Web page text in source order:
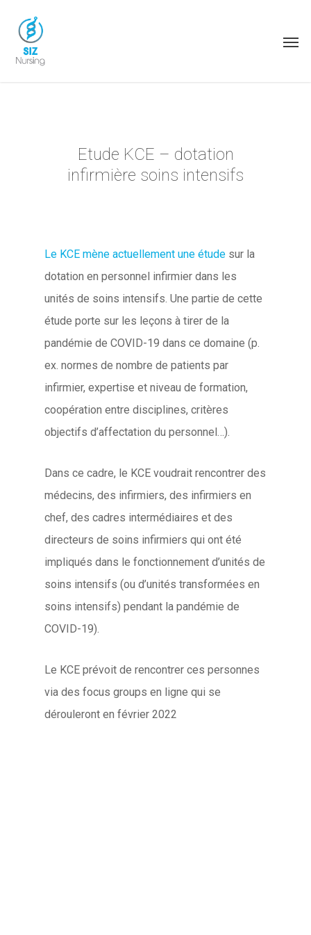
Etude KCE – dotation
infirmière soins intensifs
Le KCE mène actuellement une étude sur la
dotation en personnel infirmier dans les
unités de soins intensifs. Une partie de cette
étude porte sur les leçons à tirer de la
pandémie de COVID-19 dans ce domaine (p.
ex. normes de nombre de patients par
infirmier, expertise et niveau de formation,
coopération entre disciplines, critères
objectifs d’affectation du personnel…).
Dans ce cadre, le KCE voudrait rencontrer des
médecins, des infirmiers, des infirmiers en
chef, des cadres intermédiaires et des
directeurs de soins infirmiers qui ont été
impliqués dans le fonctionnement d’unités de
soins intensifs (ou d’unités transformées en
soins intensifs) pendant la pandémie de
COVID-19).
Le KCE prévoit de rencontrer ces personnes
via des focus groups en ligne qui se
dérouleront en février 2022